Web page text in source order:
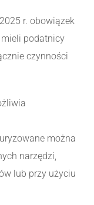
r. obowiązek
podatnicy
czynności
można
narzędzi,
lub przy użyciu